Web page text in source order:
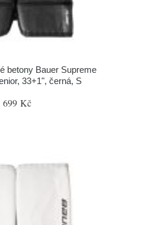
betony Bauer Supreme
33+1", černá, S
699 Kč